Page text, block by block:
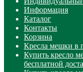
Информация
Каталог
Контакты
Корзина
Кресла мешки в
Купить кресло
бесплатной